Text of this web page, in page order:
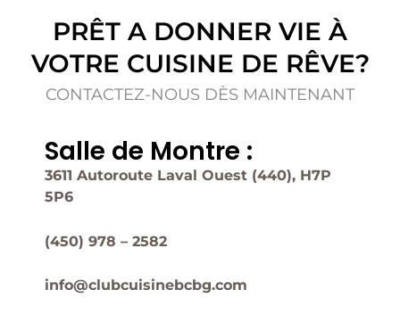
PRÊT A DONNER VIE À
VOTRE CUISINE DE RÊVE?
CONTACTEZ-NOUS DÈS MAINTENANT
Salle de Montre :
3611 Autoroute Laval Ouest (440), H7P
5P6
(450) 978 – 2582
info@clubcuisinebcbg.com